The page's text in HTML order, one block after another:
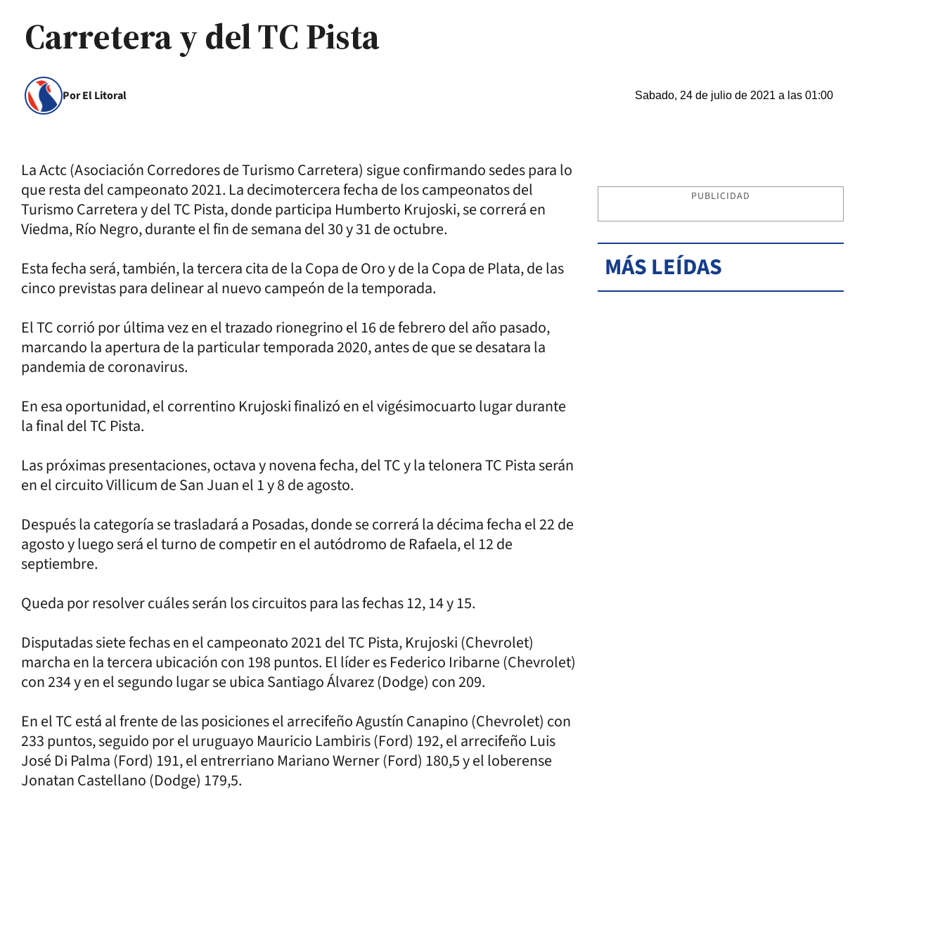
Carretera y del TC Pista
Por El Litoral Sabado, 24 de julio de 2021 a las 01:00
La Actc (Asociación Corredores de Turismo Carretera) sigue confirmando sedes para lo
que resta del campeonato 2021. La decimotercera fecha de los campeonatos del
Turismo Carretera y del TC Pista, donde participa Humberto Krujoski, se correrá en
Viedma, Río Negro, durante el fin de semana del 30 y 31 de octubre.
Esta fecha será, también, la tercera cita de la Copa de Oro y de la Copa de Plata, de las
cinco previstas para delinear al nuevo campeón de la temporada.
El TC corrió por última vez en el trazado rionegrino el 16 de febrero del año pasado,
marcando la apertura de la particular temporada 2020, antes de que se desatara la
pandemia de coronavirus.
En esa oportunidad, el correntino Krujoski finalizó en el vigésimocuarto lugar durante
la final del TC Pista.
Las próximas presentaciones, octava y novena fecha, del TC y la telonera TC Pista serán
en el circuito Villicum de San Juan el 1 y 8 de agosto.
Después la categoría se trasladará a Posadas, donde se correrá la décima fecha el 22 de
agosto y luego será el turno de competir en el autódromo de Rafaela, el 12 de
septiembre.
Queda por resolver cuáles serán los circuitos para las fechas 12, 14 y 15.
Disputadas siete fechas en el campeonato 2021 del TC Pista, Krujoski (Chevrolet)
marcha en la tercera ubicación con 198 puntos. El líder es Federico Iribarne (Chevrolet)
con 234 y en el segundo lugar se ubica Santiago Álvarez (Dodge) con 209.
En el TC está al frente de las posiciones el arrecifeño Agustín Canapino (Chevrolet) con
233 puntos, seguido por el uruguayo Mauricio Lambiris (Ford) 192, el arrecifeño Luis
José Di Palma (Ford) 191, el entrerriano Mariano Werner (Ford) 180,5 y el loberense
Jonatan Castellano (Dodge) 179,5.
PUBLICIDAD
MÁS LEÍDAS